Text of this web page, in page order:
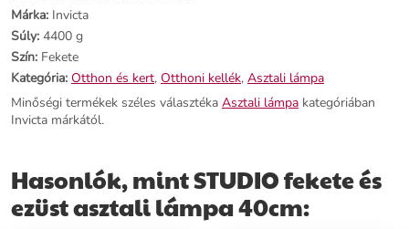
Kategória:
Asztali lámpa
Tömeg: 4400 g
Szín:Fekete
Szállítási díj:
Előnyök:
Divatos színkombináció:A fekete és ezüst kombináció eleganciát és
stílust kölcsönöz.
Egyedi megjelenés:Matt fekete bevonatával az STUDIO abszolút
Márka: Invicta
Súly: 4400 g
Szín: Fekete
Kategória: Otthon és kert, Otthoni kellék, Asztali lámpa
Minőségi termékek széles választéka Asztali lámpa kategóriában
Invicta márkától.
Hasonlók, mint STUDIO fekete és
ezüst asztali lámpa 40cm: